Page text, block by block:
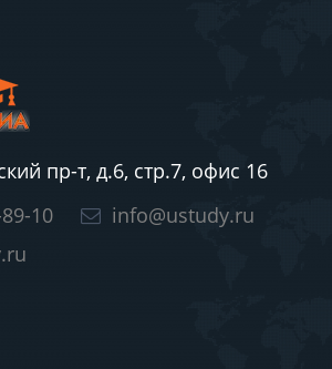
пр-т, д.6, стр.7, офис 16
10
info@ustudy.ru